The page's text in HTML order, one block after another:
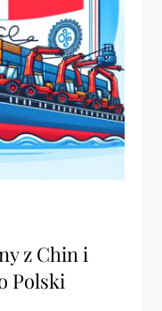
z Chin i
Polski